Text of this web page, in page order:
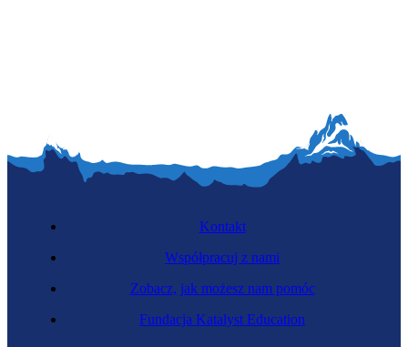
Kontakt
Współpracuj z nami
Zobacz, jak możesz nam pomóc
Fundacja Katalyst Education